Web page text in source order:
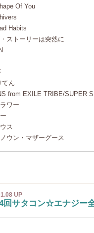
Of You
Habits
ストーリーは突然に
てん
from EXILE TRIBE/SUPER
ワー
ス
ウン・マザーグース
UP
回サタコン☆エナジー